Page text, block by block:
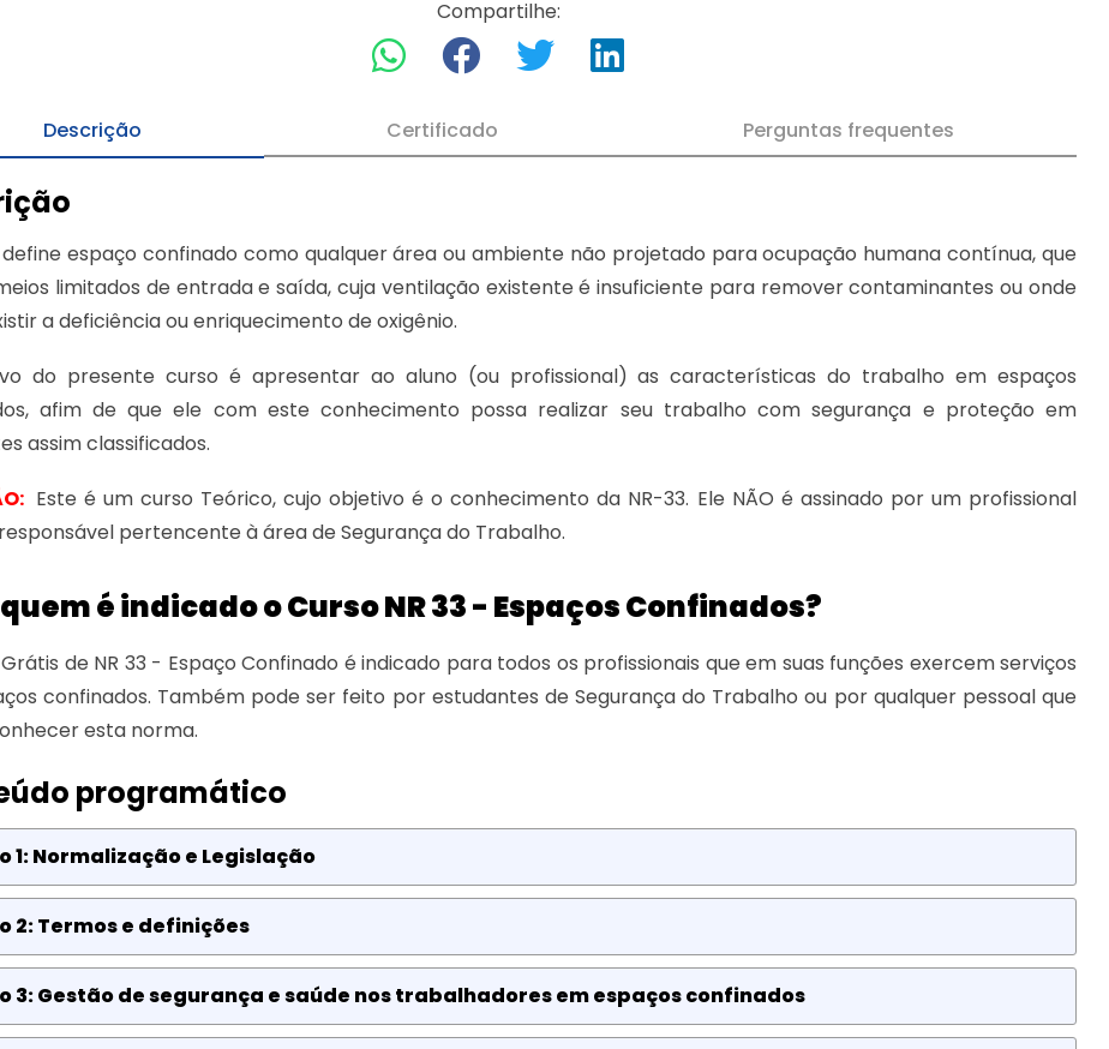
Compartilhe:
Descrição Certificado Perguntas frequentes
define espaço confinado como qualquer área ou ambiente não projetado para ocupação humana contínua, que
limitados de entrada e saída, cuja ventilação existente é insuficiente para remover contaminantes ou onde
a deficiência ou enriquecimento de oxigênio.
do presente curso é apresentar ao aluno (ou profissional) as características do trabalho em espaços
afim de que ele com este conhecimento possa realizar seu trabalho com segurança e proteção em
assim classificados.
Este é um curso Teórico, cujo objetivo é o conhecimento da NR-33. Ele NÃO é assinado por um profissional
pertencente à área de Segurança do Trabalho.
é indicado o Curso NR 33 - Espaços Confinados?
de NR 33 - Espaço Confinado é indicado para todos os profissionais que em suas funções exercem serviços
confinados. Também pode ser feito por estudantes de Segurança do Trabalho ou por qualquer pessoal que
esta norma.
programático
1: Normalização e Legislação
2: Termos e definições
3: Gestão de segurança e saúde nos trabalhadores em espaços confinados